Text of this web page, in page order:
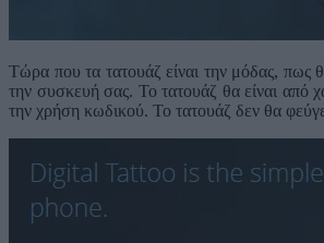
Τώρα που τα τατουάζ είναι την μόδας, πως
την συσκευή σας. Το τατουάζ θα είναι από
την χρήση κωδικού. Το τατουάζ δεν θα